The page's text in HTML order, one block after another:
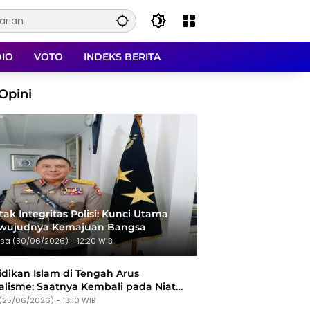
VOTO INDEKS BERITA
Integritas Polisi: Kunci Utama
Kemajuan Bangsa
(30/06/2026) - 12:20 WIB
Islam di Tengah Arus
Saatnya Kembali pada Niat
06/2026) - 13:10 WIB